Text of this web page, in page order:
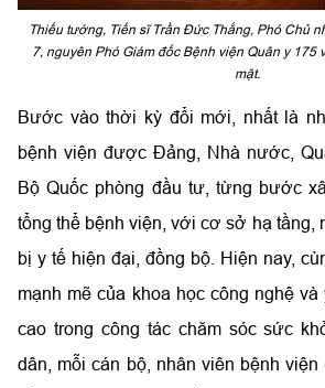
Thiếu tướng, Tiến sĩ Trần Đức Thắng, Phó Chủ
7, nguyên Phó Giám đốc Bệnh viện Quân y 175
mặt.
Bước vào thời kỳ đổi mới, nhất là
bệnh viện được Đảng, Nhà nước,
Bộ Quốc phòng đầu tư, từng bước
tổng thể bệnh viện, với cơ sở hạ tầng,
bị y tế hiện đại, đồng bộ. Hiện nay,
mạnh mẽ của khoa học công nghệ
cao trong công tác chăm sóc sức
dân, mỗi cán bộ, nhân viên bệnh